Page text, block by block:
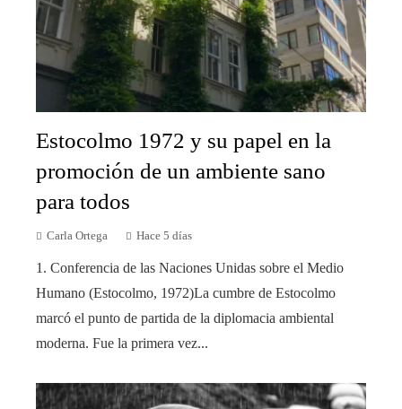
Estocolmo 1972 y su papel en la
promoción de un ambiente sano
para todos
Carla Ortega Hace 5 días
1. Conferencia de las Naciones Unidas sobre el Medio
Humano (Estocolmo, 1972)La cumbre de Estocolmo
marcó el punto de partida de la diplomacia ambiental
moderna. Fue la primera vez...